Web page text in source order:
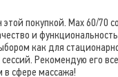
Нет
Нет
Нет
покупкой. Max 60/70
и
как для
Рекомендую его
в сфере массажа!